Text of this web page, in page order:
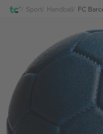
Sport Handball FC